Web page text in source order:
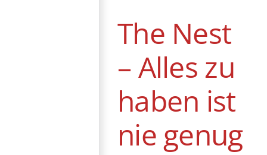
The Nest
– Alles zu
haben ist
nie genug